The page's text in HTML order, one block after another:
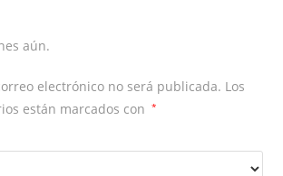
aún.
electrónico no será publicada. Los
están marcados con
*